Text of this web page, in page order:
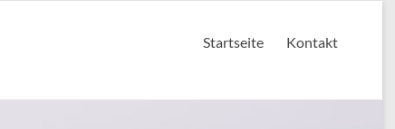
Startseite Kontakt